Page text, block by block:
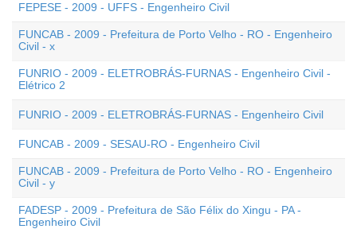
FEPESE - 2009 - UFFS - Engenheiro Civil
FUNCAB - 2009 - Prefeitura de Porto Velho - RO - Engenheiro
Civil - x
FUNRIO - 2009 - ELETROBRÁS-FURNAS - Engenheiro Civil -
Elétrico 2
FUNRIO - 2009 - ELETROBRÁS-FURNAS - Engenheiro Civil
FUNCAB - 2009 - SESAU-RO - Engenheiro Civil
FUNCAB - 2009 - Prefeitura de Porto Velho - RO - Engenheiro
Civil - y
FADESP - 2009 - Prefeitura de São Félix do Xingu - PA -
Engenheiro Civil